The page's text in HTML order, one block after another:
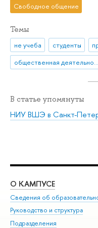
Свободное общение
Темы
не учеба студенты
общественная деятельность
В статье упомянуты
НИУ ВШЭ в Санкт-
О КАМПУСЕ
Сведения об
Руководство и структура
Подразделения